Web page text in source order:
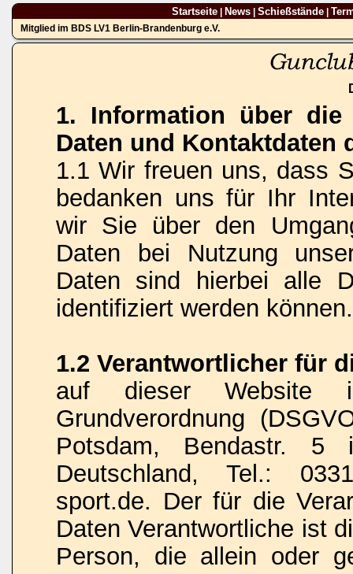
Startseite| News| Schießstände|
Mitglied im BDS LV1 Berlin-Brandenburg e.V.
1. Information über die
Daten und Kontaktdaten
1.1 Wir freuen uns, dass
bedanken uns für Ihr
wir Sie über den
Daten bei Nutzung
Daten sind hierbei alle
identifiziert werden können.
1.2 Verantwortlicher für
auf dieser Website
Grundverordnung
Potsdam, Bendastr. 5
Deutschland, Tel.:
sport.de. Der für die
Daten Verantwortliche ist
Person, die allein oder